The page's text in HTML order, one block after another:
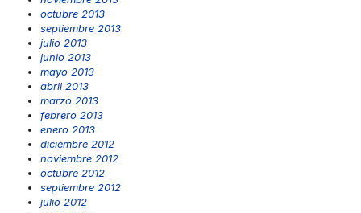
octubre 2013
septiembre 2013
julio 2013
junio 2013
mayo 2013
abril 2013
marzo 2013
febrero 2013
enero 2013
diciembre 2012
noviembre 2012
octubre 2012
septiembre 2012
julio 2012